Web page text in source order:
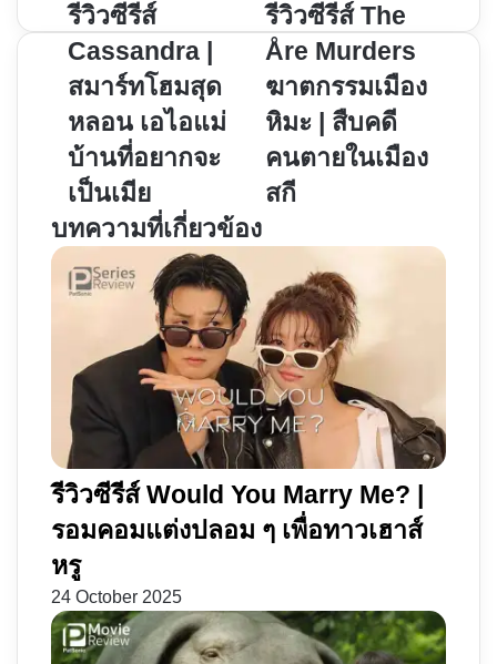
รีวิว
ซี
รีส์
Cassandra
|
สมา
ร์ท
โฮม
สุด
เอ
บ้าน
ที่
อยาก
จะ
เป็น
เมีย
รีวิวซีรีส์
Cassandra |
สมาร์ทโฮมสุด
หลอน เอไอแม่
บ้านที่อยากจะ
เป็นเมีย
รีวิว
ซี
รีส์
The
Åre
Murders
ฆาตกรรม
เมือง
สืบ
คดี
คน
ตาย
ใน
เมือง
สกี
รีวิวซีรีส์ The
Åre Murders
ฆาตกรรมเมือง
หิมะ | สืบคดี
คนตายในเมือง
สกี
บทความที่เกี่ยวข้อง
รีวิวซีรีส์ Would You Marry Me? |
รอมคอมแต่งปลอม ๆ เพื่อทาวเฮาส์
หรู
24 October 2025